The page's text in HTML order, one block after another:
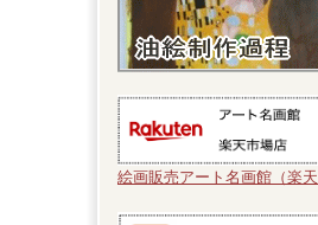
絵画販売アート名画館（楽天